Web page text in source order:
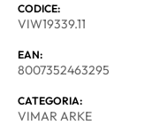
CODICE:
VIW19339.11
EAN:
8007352463295
CATEGORIA:
VIMAR ARKE